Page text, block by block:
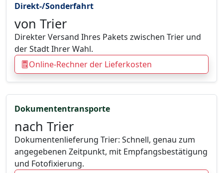
Direkt-/Sonderfahrt
von Trier
Direkter Versand Ihres Pakets zwischen Trier und
der Stadt Ihrer Wahl.
Online-Rechner der Lieferkosten
Dokumententransporte
nach Trier
Dokumentenlieferung Trier: Schnell, genau zum
angegebenen Zeitpunkt, mit Empfangsbestätigung
und Fotofixierung.